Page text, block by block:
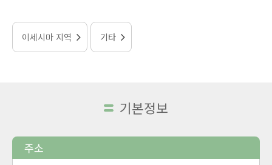
이세시마 지역 기타
기본정보
주소